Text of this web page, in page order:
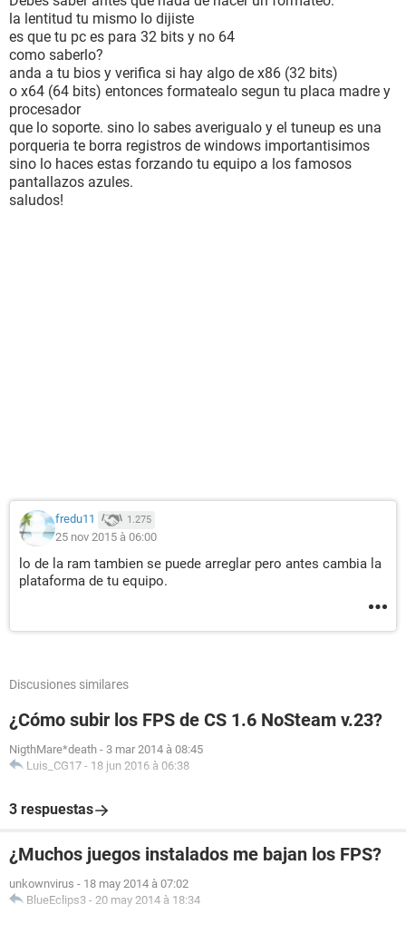
-Intel HD Graphics
- Memoria de 2 gb ddr3 (aunque me re cagaron, la pc tiene
una etiqueta que dice tener 4gb, pero cuando miro
"propiedades del sistema", me saltan 2 ... )
-windows 7 64bits (ya se, debería tener instalados 32 bits,
pero me confundí de cd y ni ganas de formatear e instalar
windows cuando me di cuenta jaja)
Desde ya, si tienen alguna idea de lo que pueda ser, será
bienvenida, muchas gracias!
la lentitud tu mismo lo dijiste
es que tu pc es para 32 bits y no 64
como saberlo?
anda a tu bios y verifica si hay algo de x86 (32 bits)
o x64 (64 bits) entonces formatealo segun tu placa madre y
procesador
que lo soporte. sino lo sabes averigualo y el tuneup es una
porqueria te borra registros de windows importantisimos
sino lo haces estas forzando tu equipo a los famosos
pantallazos azules.
saludos!
fredu11 1.275
25 nov 2015 à 06:00
lo de la ram tambien se puede arreglar pero antes cambia la
plataforma de tu equipo.
Discusiones similares
¿Cómo subir los FPS de CS 1.6 NoSteam v.23?
NigthMare*death - 3 mar 2014 à 08:45
Luis_CG17 - 18 jun 2016 à 06:38
3 respuestas
¿Muchos juegos instalados me bajan los FPS?
unkownvirus - 18 may 2014 à 07:02
BlueEclips3 - 20 may 2014 à 18:34